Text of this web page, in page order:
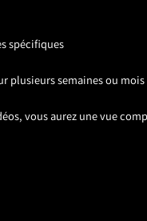
spécifiques
plusieurs semaines ou mois
vous aurez une vue